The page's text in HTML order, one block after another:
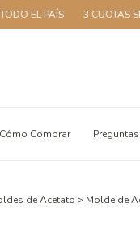
PAÍS 3 CUOTAS SIN
Cómo Comprar
de Acetato > Molde de